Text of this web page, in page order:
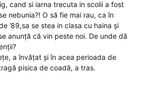
cand si iarna trecuta in scolii a fost
nebunia?! O să fie mai rau, ca în
’89,sa se stea in clasa cu haina și
anunță că vin peste noi. De unde dă
a învățat și în acea perioada de
pisica de coadă, a tras.